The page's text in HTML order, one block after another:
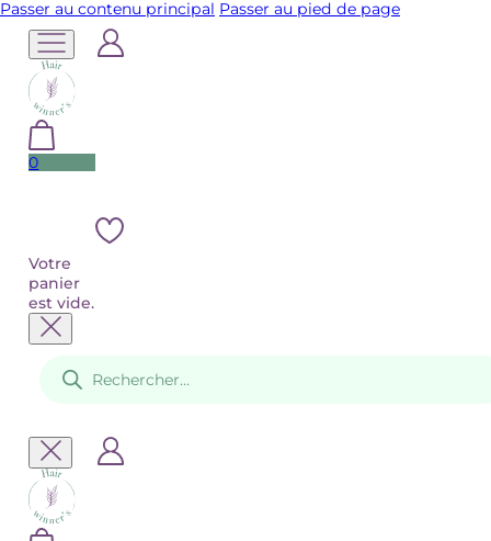
Passer au contenu principal Passer au pied de page
0
Votre
panier
est vide.
produits